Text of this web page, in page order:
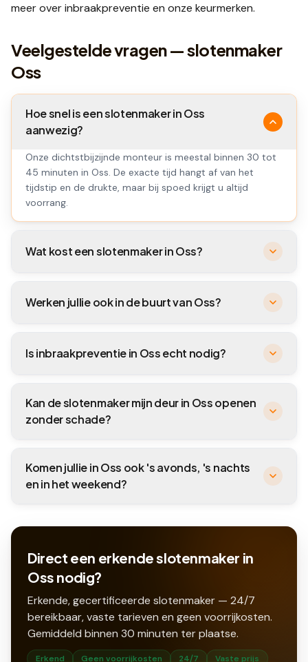
meer overinbraakpreventie en onze keurmerken.
Veelgestelde vragen — slotenmaker
Oss
Hoe snel is een slotenmaker in Oss
aanwezig?
Onze dichtstbijzijnde monteur is meestal binnen 30 tot
45 minuten in Oss. De exacte tijd hangt af van het
tijdstip en de drukte, maar bij spoed krijgt u altijd
voorrang.
Wat kost een slotenmaker in Oss?
Werken jullie ook in de buurt van Oss?
Is inbraakpreventie in Oss echt nodig?
Kan de slotenmaker mijn deur in Oss openen
zonder schade?
Komen jullie in Oss ook 's avonds, 's nachts
en in het weekend?
Direct een erkende slotenmaker in
Oss nodig?
Erkende, gecertificeerde slotenmaker — 24/7
bereikbaar, vaste tarieven en geen voorrijkosten.
Gemiddeld binnen 30 minuten ter plaatse.
Erkend Geen voorrijkosten 24/7 Vaste prijs